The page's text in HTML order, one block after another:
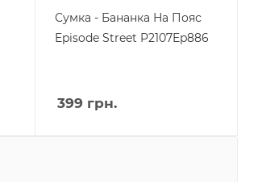
Сумка - Бананка На Пояс
Episode Street P2107Ep886
399 грн.